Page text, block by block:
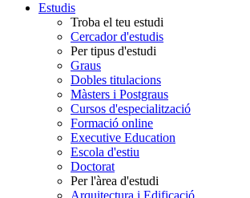
Estudis
Troba el teu estudi
Cercador d'estudis
Per tipus d'estudi
Graus
Dobles titulacions
Màsters i Postgraus
Cursos d'especialització
Formació online
Executive Education
Escola d'estiu
Doctorat
Per l'àrea d'estudi
Arquitectura i Edificació